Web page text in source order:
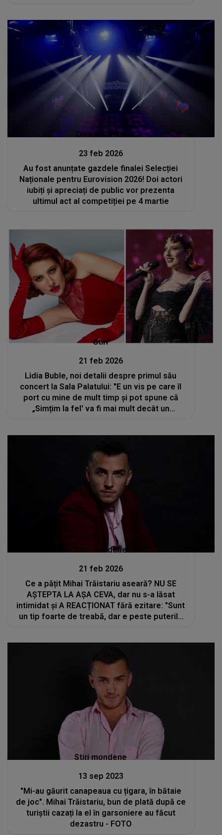
Divertisment
23 feb 2026
Au fost anunțate gazdele finalei Selecției
Naționale pentru Eurovision 2026! Doi actori
iubiți și apreciați de public vor prezenta
ultimul act al competiției pe 4 martie
Stiri
21 feb 2026
Lidia Buble, noi detalii despre primul său
concert la Sala Palatului: "E un vis pe care îl
port cu mine de mult timp și pot spune că
„Simțim la fel' va fi mai mult decât un
Stiri mondene
21 feb 2026
Ce a pățit Mihai Trăistariu aseară? NU SE
AȘTEPTA LA AȘA CEVA, dar nu s-a lăsat
intimidat și A REACȚIONAT fără ezitare: "Sunt
un tip foarte de treabă, dar e peste puterile
Stiri mondene
13 sep 2023
"Mi-au găurit canapeaua cu țigara, în bătaie
de joc". Mihai Trăistariu, bun de plată după ce
turiștii cazați la el în garsoniere au făcut
dezastru - FOTO